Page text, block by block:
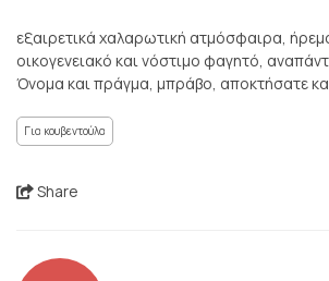
εξαιρετικά χαλαρωτική ατμόσφαιρα,
οικογενειακό και νόστιμο φαγητό,
Όνομα και πράγμα, μπράβο, αποκτήσατε
Για κουβεντούλα
Share